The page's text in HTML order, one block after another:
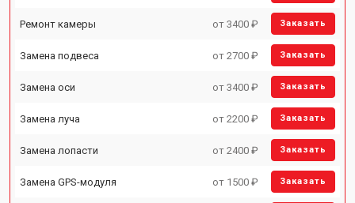
Ремонт камеры от 3400 ₽ Заказать
Замена подвеса от 2700 ₽ Заказать
Замена оси от 3400 ₽ Заказать
Замена луча от 2200 ₽ Заказать
Замена лопасти от 2400 ₽ Заказать
Замена GPS-модуля от 1500 ₽ Заказать